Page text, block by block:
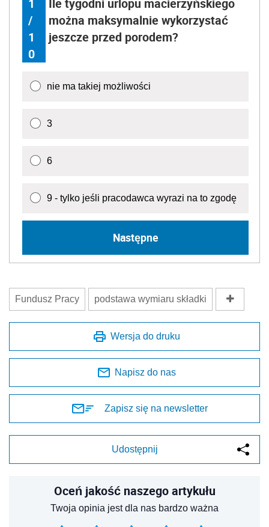
1
/
1
0
Ile tygodni urlopu macierzyńskiego
można maksymalnie wykorzystać
jeszcze przed porodem?
nie ma takiej możliwości
3
6
9 - tylko jeśli pracodawca wyrazi na to zgodę
Następne
Fundusz Pracy podstawa wymiaru składki
Wersja do druku
Napisz do nas
Zapisz się na newsletter
Udostępnij
Oceń jakość naszego artykułu
Twoja opinia jest dla nas bardzo ważna